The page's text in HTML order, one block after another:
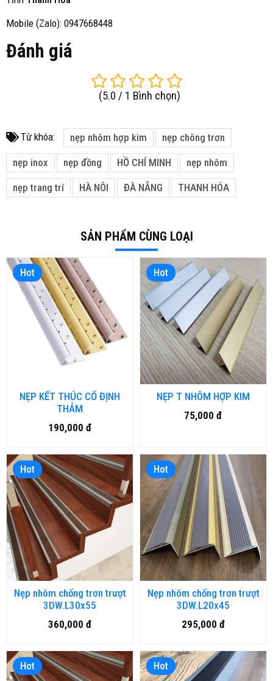
Mobile (Zalo): 0947668448
Đánh giá
(5.0 / 1 Bình chọn)
Từ khóa: nẹp nhôm hợp kim nẹp chông trơn
nẹp inox nẹp đồng HỒ CHÍ MINH nẹp nhôm
nẹp trang trí HÀ NÔI ĐÀ NẴNG THANH HÓA
SẢN PHẨM CÙNG LOẠI
Hot
NẸP KẾT THÚC CỐ ĐỊNH
THẢM
190,000 đ
Hot
NẸP T NHÔM HỢP KIM
75,000 đ
Hot
Nẹp nhôm chống trơn trượt
3DW.L30x55
360,000 đ
Hot
Nẹp nhôm chống trơn trượt
3DW.L20x45
295,000 đ
Hot Hot